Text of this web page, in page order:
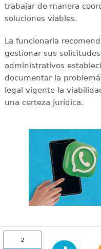
trabajar de manera
soluciones viables.
La funcionaria
gestionar sus
administrativos
documentar la
legal vigente la
una certeza jurídica.
2